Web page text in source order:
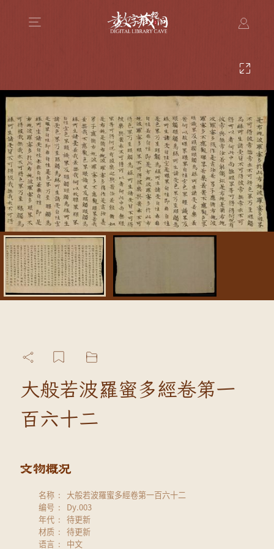
大般若波羅蜜多經卷第一
百六十二
名称
大般若波羅蜜多經卷第一百六十二
编号
Dy.003
年代
待更新
材质
待更新
语言
中文